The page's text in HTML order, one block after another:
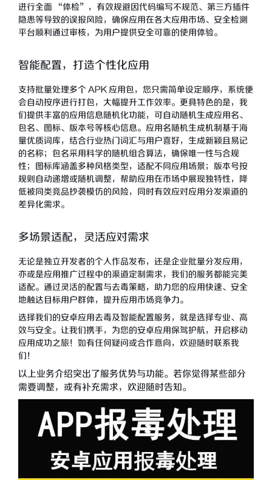
进行全面 “体检”，有效规避因代码编写不规范、第三方插件
隐患等导致的误报风险，确保应用在各大应用市场、安全检测
平台顺利通过审核，为用户提供安全可靠的使用体验。
智能配置，打造个性化应用
支持批量处理多个 APK 应用包，您只需简单设定顺序，系统便
会自动按序进行打包，大幅提升工作效率。更具特色的是，我
们提供丰富的应用信息随机化功能，可自动随机生成应用名、
包名、图标、版本号等核心信息。应用名随机生成机制基于海
量优质词库，结合行业热门词汇与用户喜好，生成新颖且易记
的名称；包名采用科学的随机组合算法，确保唯一性与合规
性；图标库涵盖多种风格类型，适配不同应用场景；版本号按
规则自动递增或随机调整，帮助应用在市场中展现独特性，降
低被同类竞品抄袭模仿的风险，同时有效应对应用分发渠道的
差异化需求。
多场景适配，灵活应对需求
无论是独立开发者的个人作品发布，还是企业批量分发应用，
亦或是应用推广过程中的渠道定制需求，我们的服务都能完美
适配。通过灵活的配置与去毒策略，助力您的应用快速、安全
地触达目标用户群体，提升应用市场竞争力。
选择我们的安卓应用去毒及智能配置服务，就是选择专业、高
效与安全。让我们携手，为您的安卓应用保驾护航，开启移动
应用成功之旅！如有任何疑问或合作意向，欢迎随时联系我
们！
以上业务介绍突出了服务优势与功能。若你觉得某些部分
需要调整，或有补充需求，欢迎随时告知。